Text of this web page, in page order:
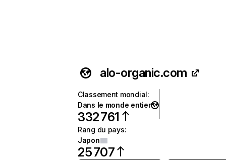
alo-organic.com
Classement mondial:
Dans le monde entier
332 761
Rang du pays:
Japon
25 707